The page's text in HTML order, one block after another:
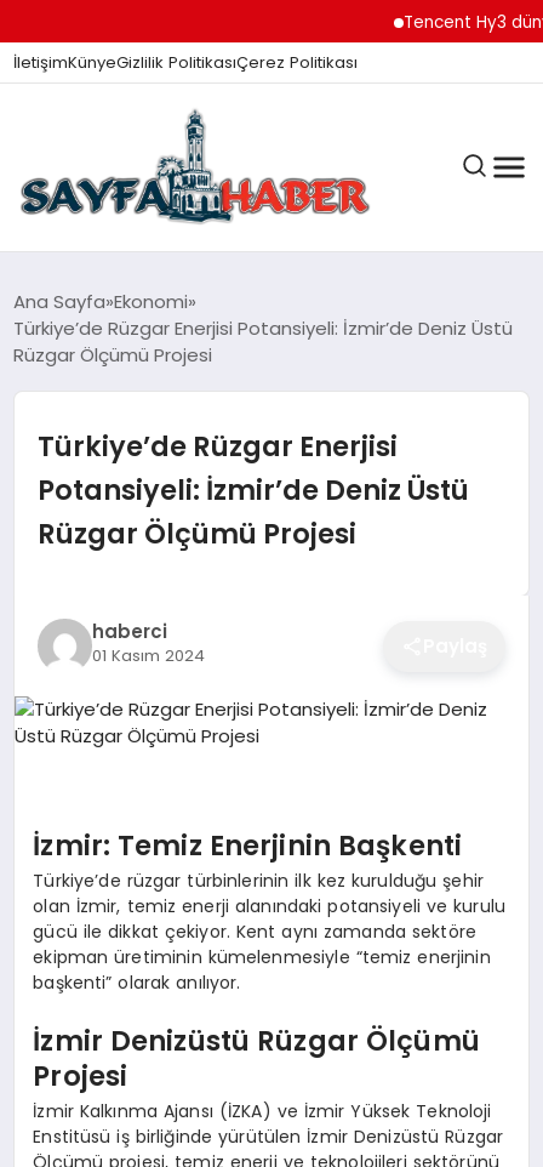
Tencent Hy3 dünya
İletişimKünyeGizlilik PolitikasıÇerez Politikası
ANA SAYFA
GÜNDEM
İZMIR HABERLERI
EKONOMI
SAĞLIK
SPOR
YAŞAM
Ana Sayfa Ekonomi
Türkiye’de Rüzgar Enerjisi Potansiyeli: İzmir’de Deniz Üstü
Rüzgar Ölçümü Projesi
Türkiye’de Rüzgar Enerjisi
Potansiyeli: İzmir’de Deniz Üstü
Rüzgar Ölçümü Projesi
haberci
01 Kasım 2024
İzmir: Temiz Enerjinin Başkenti
Türkiye’de rüzgar türbinlerinin ilk kez kurulduğu şehir
olan İzmir, temiz enerji alanındaki potansiyeli ve kurulu
gücü ile dikkat çekiyor. Kent aynı zamanda sektöre
ekipman üretiminin kümelenmesiyle “temiz enerjinin
başkenti” olarak anılıyor.
İzmir Denizüstü Rüzgar Ölçümü
Projesi
İzmir Kalkınma Ajansı (İZKA) ve İzmir Yüksek Teknoloji
Enstitüsü iş birliğinde yürütülen İzmir Denizüstü Rüzgar